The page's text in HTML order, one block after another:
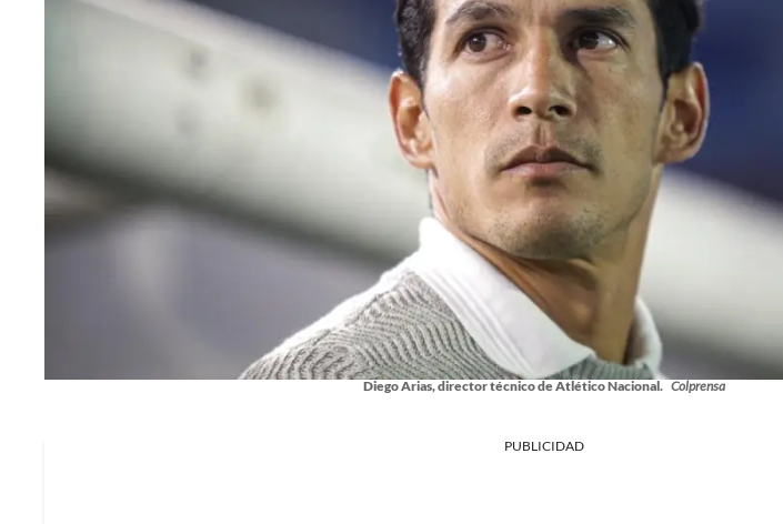
Diego Arias, director técnico de Atlético Nacional. Colprensa
PUBLICIDAD